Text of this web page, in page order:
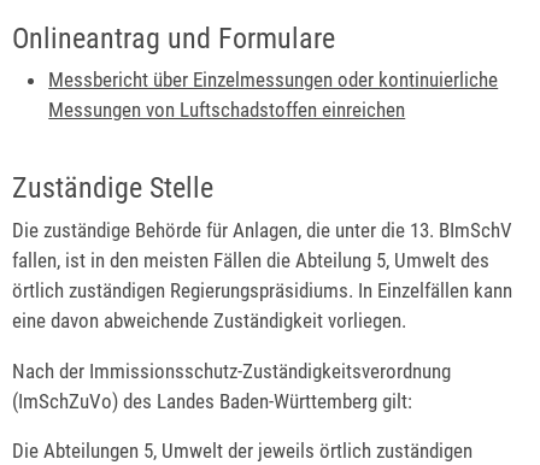
Onlineantrag und Formulare
Messbericht über Einzelmessungen oder kontinuierliche
Messungen von Luftschadstoffen einreichen
Zuständige Stelle
Die zuständige Behörde für Anlagen, die unter die 13. BImSchV
fallen, ist in den meisten Fällen die Abteilung 5, Umwelt des
örtlich zuständigen Regierungspräsidiums. In Einzelfällen kann
eine davon abweichende Zuständigkeit vorliegen.
Nach der Immissionsschutz-Zuständigkeitsverordnung
(ImSchZuVo) des Landes Baden-Württemberg gilt:
Die Abteilungen 5, Umwelt der jeweils örtlich zuständigen